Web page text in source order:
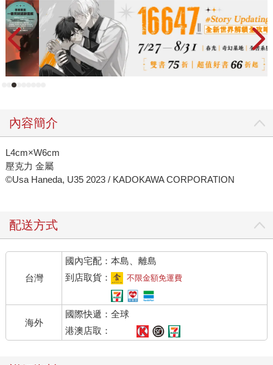
內容簡介
L4cm×W6cm
壓克力 金屬
©Usa Haneda, U35 2023 / KADOKAWA CORPORATION
配送方式
台灣
國內宅配：本島、離島
到店取貨：
不限金額免運費
海外
國際快遞：全球
港澳店取：